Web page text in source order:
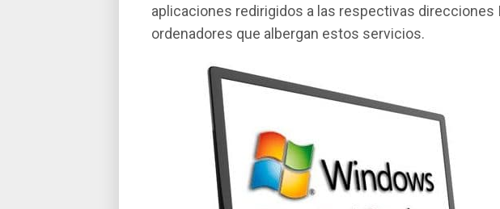
aplicaciones redirigidos a las respectivas direcciones
ordenadores que albergan estos servicios.